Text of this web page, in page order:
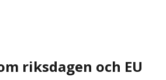
riksdagen och EU